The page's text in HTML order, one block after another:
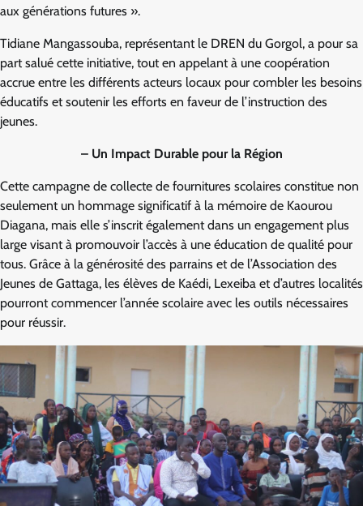
aux générations futures ».
Tidiane Mangassouba, représentant le DREN du Gorgol, a pour sa
part salué cette initiative, tout en appelant à une coopération
accrue entre les différents acteurs locaux pour combler les besoins
éducatifs et soutenir les efforts en faveur de l’instruction des
jeunes.
– Un Impact Durable pour la Région
Cette campagne de collecte de fournitures scolaires constitue non
seulement un hommage significatif à la mémoire de Kaourou
Diagana, mais elle s’inscrit également dans un engagement plus
large visant à promouvoir l’accès à une éducation de qualité pour
tous. Grâce à la générosité des parrains et de l’Association des
Jeunes de Gattaga, les élèves de Kaédi, Lexeiba et d’autres localités
pourront commencer l’année scolaire avec les outils nécessaires
pour réussir.